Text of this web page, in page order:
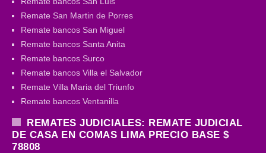
Remate San Martin de Porres
Remate bancos San Miguel
Remate bancos Santa Anita
Remate bancos Surco
Remate bancos Villa el Salvador
Remate Villa Maria del Triunfo
Remate bancos Ventanilla
REMATES JUDICIALES: REMATE JUDICIAL
DE CASA EN COMAS LIMA PRECIO BASE $
78808